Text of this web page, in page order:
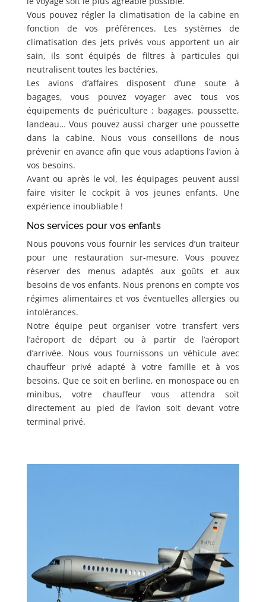
Vous pouvez régler la climatisation de la cabine en
fonction de vos préférences. Les systèmes de
climatisation des jets privés vous apportent un air
sain, ils sont équipés de filtres à particules qui
neutralisent toutes les bactéries.
Les avions d’affaires disposent d’une soute à
bagages, vous pouvez voyager avec tous vos
équipements de puériculture : bagages, poussette,
landeau… Vous pouvez aussi charger une poussette
dans la cabine. Nous vous conseillons de nous
prévenir en avance afin que vous adaptions l’avion à
vos besoins.
Avant ou après le vol, les équipages peuvent aussi
faire visiter le cockpit à vos jeunes enfants. Une
expérience inoubliable !
Nos services pour vos enfants
Nous pouvons vous fournir les services d’un traiteur
pour une restauration sur-mesure. Vous pouvez
réserver des menus adaptés aux goûts et aux
besoins de vos enfants. Nous prenons en compte vos
régimes alimentaires et vos éventuelles allergies ou
intolérances.
Notre équipe peut organiser votre transfert vers
l’aéroport de départ ou à partir de l’aéroport
d’arrivée. Nous vous fournissons un véhicule avec
chauffeur privé adapté à votre famille et à vos
besoins. Que ce soit en berline, en monospace ou en
minibus, votre chauffeur vous attendra soit
directement au pied de l’avion soit devant votre
terminal privé.